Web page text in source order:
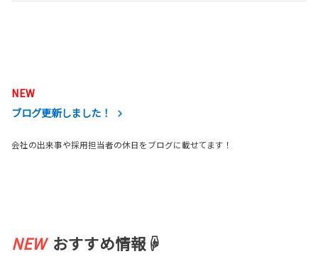
NEW
ブログ更新しました！
会社の出来事や採用担当者の休日をブログに載せてます！
NEW おすすめ情報☟